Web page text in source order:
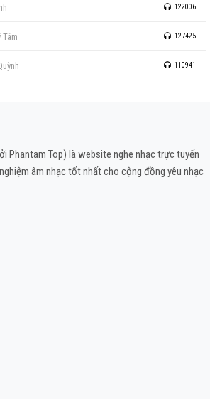
122006
Tâm 127425
110941
Phantam Top) là website nghe nhạc trực tuyến
âm nhạc tốt nhất cho cộng đồng yêu nhạc